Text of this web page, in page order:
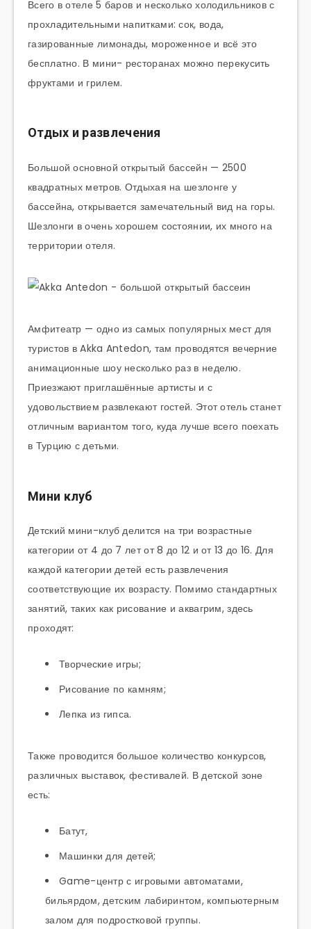
Всего в отеле 5 баров и несколько холодильников с
прохладительными напитками: сок, вода,
газированные лимонады, мороженное и всё это
бесплатно. В мини- ресторанах можно перекусить
фруктами и грилем.
Отдых и развлечения
Большой основной открытый бассейн — 2500
квадратных метров. Отдыхая на шезлонге у
бассейна, открывается замечательный вид на горы.
Шезлонги в очень хорошем состоянии, их много на
территории отеля.
Амфитеатр — одно из самых популярных мест для
туристов в Akka Antedon, там проводятся вечерние
анимационные шоу несколько раз в неделю.
Приезжают приглашённые артисты и с
удовольствием развлекают гостей. Этот отель станет
отличным вариантом того, куда лучше всего поехать
в Турцию с детьми.
Мини клуб
Детский мини-клуб делится на три возрастные
категории от 4 до 7 лет от 8 до 12 и от 13 до 16. Для
каждой категории детей есть развлечения
соответствующие их возрасту. Помимо стандартных
занятий, таких как рисование и аквагрим, здесь
проходят:
Творческие игры;
Рисование по камням;
Лепка из гипса.
Также проводится большое количество конкурсов,
различных выставок, фестивалей. В детской зоне
есть:
Батут,
Машинки для детей;
Game-центр с игровыми автоматами,
бильярдом, детским лабиринтом, компьютерным
залом для подростковой группы.